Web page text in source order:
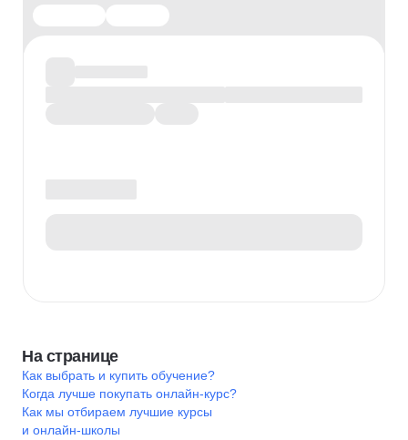
На странице
Как выбрать и купить обучение?
Когда лучше покупать онлайн-курс?
Как мы отбираем лучшие курсы
и онлайн-школы